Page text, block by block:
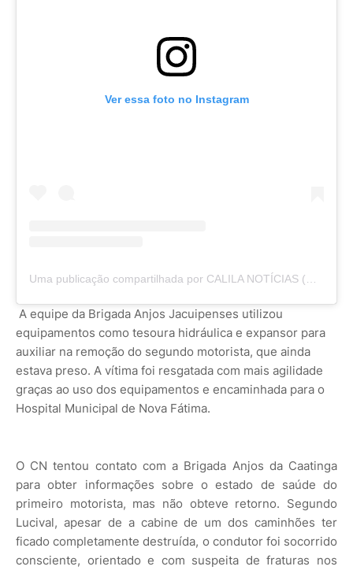
Ver essa foto no Instagram
A equipe da Brigada Anjos Jacuipenses utilizou
equipamentos como tesoura hidráulica e expansor para
auxiliar na remoção do segundo motorista, que ainda
estava preso. A vítima foi resgatada com mais agilidade
graças ao uso dos equipamentos e encaminhada para o
Hospital Municipal de Nova Fátima.
O CN tentou contato com a Brigada Anjos da Caatinga
para obter informações sobre o estado de saúde do
primeiro motorista, mas não obteve retorno. Segundo
Lucival, apesar de a cabine de um dos caminhões ter
ficado completamente destruída, o condutor foi socorrido
consciente, orientado e com suspeita de fraturas nos